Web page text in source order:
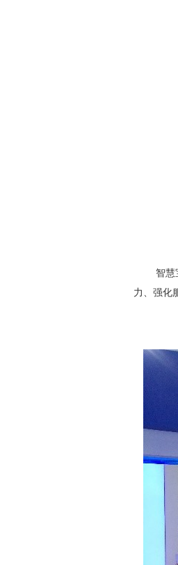
智慧宝
力、强化